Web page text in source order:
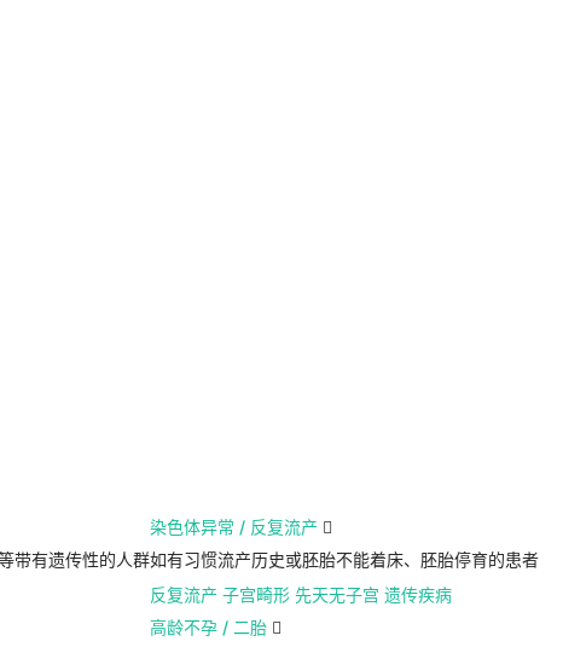
带有遗传性的人群
染色体异常 / 反复流产 
如有习惯流产历史或胚胎不能着床、胚胎停育的患者
反复流产 子宫畸形 先天无子宫 遗传疾病
高龄不孕 / 二胎 